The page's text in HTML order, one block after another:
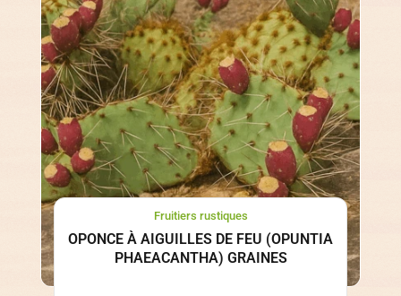
Fruitiers rustiques
OPONCE À AIGUILLES DE FEU (OPUNTIA
PHAEACANTHA) GRAINES